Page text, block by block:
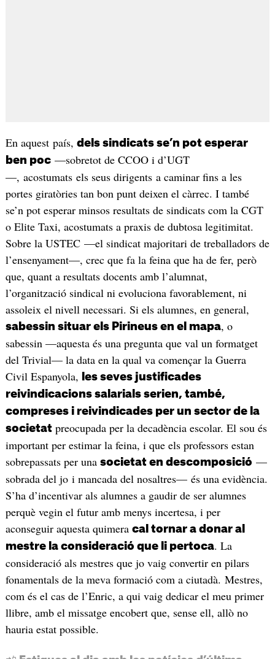
En aquest país, dels sindicats se’n pot esperar
ben poc—sobretot de CCOO i d’UGT
—, acostumats els seus dirigents a caminar fins a les
portes giratòries tan bon punt deixen el càrrec. I també
se’n pot esperar minsos resultats de sindicats com la CGT
o Elite Taxi, acostumats a praxis de dubtosa legitimitat.
Sobre la USTEC —el sindicat majoritari de treballadors de
l’ensenyament—, crec que fa la feina que ha de fer, però
que, quant a resultats docents amb l’alumnat,
l’organització sindical ni evoluciona favorablement, ni
assoleix el nivell necessari. Si els alumnes, en general,
sabessin situar els Pirineus en el mapa, o
sabessin —aquesta és una pregunta que val un formatget
del Trivial— la data en la qual va començar la Guerra
Civil Espanyola,
les seves justificades
reivindicacions salarials serien, també,
compreses i reivindicades per un sector de la
societatpreocupada per la decadència escolar. El sou és
important per estimar la feina, i que els professors estan
sobrepassats per una societat en descomposició —
sobrada del jo i mancada del nosaltres— és una evidència.
S’ha d’incentivar als alumnes a gaudir de ser alumnes
perquè vegin el futur amb menys incertesa, i per
aconseguir aquesta quimera cal tornar a donar al
mestre la consideració que li pertoca. La
consideració als mestres que jo vaig convertir en pilars
fonamentals de la meva formació com a ciutadà. Mestres,
com és el cas de l’Enric, a qui vaig dedicar el meu primer
llibre, amb el missatge encobert que, sense ell, allò no
hauria estat possible.